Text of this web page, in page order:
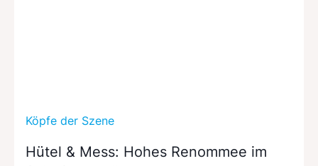
Köpfe der Szene
Hütel & Mess: Hohes Renommee im